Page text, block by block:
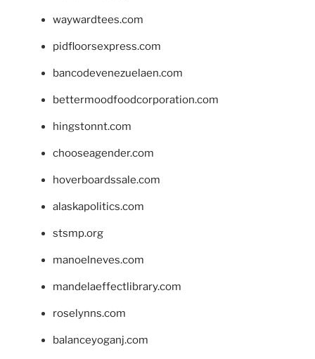
waywardtees.com
pidfloorsexpress.com
bancodevenezuelaen.com
bettermoodfoodcorporation.com
hingstonnt.com
chooseagender.com
hoverboardssale.com
alaskapolitics.com
stsmp.org
manoelneves.com
mandelaeffectlibrary.com
roselynns.com
balanceyoganj.com